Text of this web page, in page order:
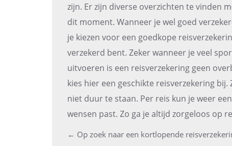
zijn. Er zijn diverse overzichten te vinden
dit moment. Wanneer je wel goed
je kiezen voor een goedkope
verzekerd bent. Zeker wanneer je veel
uitvoeren is een reisverzekering geen
kies hier een geschikte reisverzekering
niet duur te staan. Per reis kun je weer
wensen past. Zo ga je altijd zorgeloos op
← Op zoek naar een kortlopende